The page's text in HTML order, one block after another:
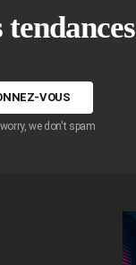
we don't spam